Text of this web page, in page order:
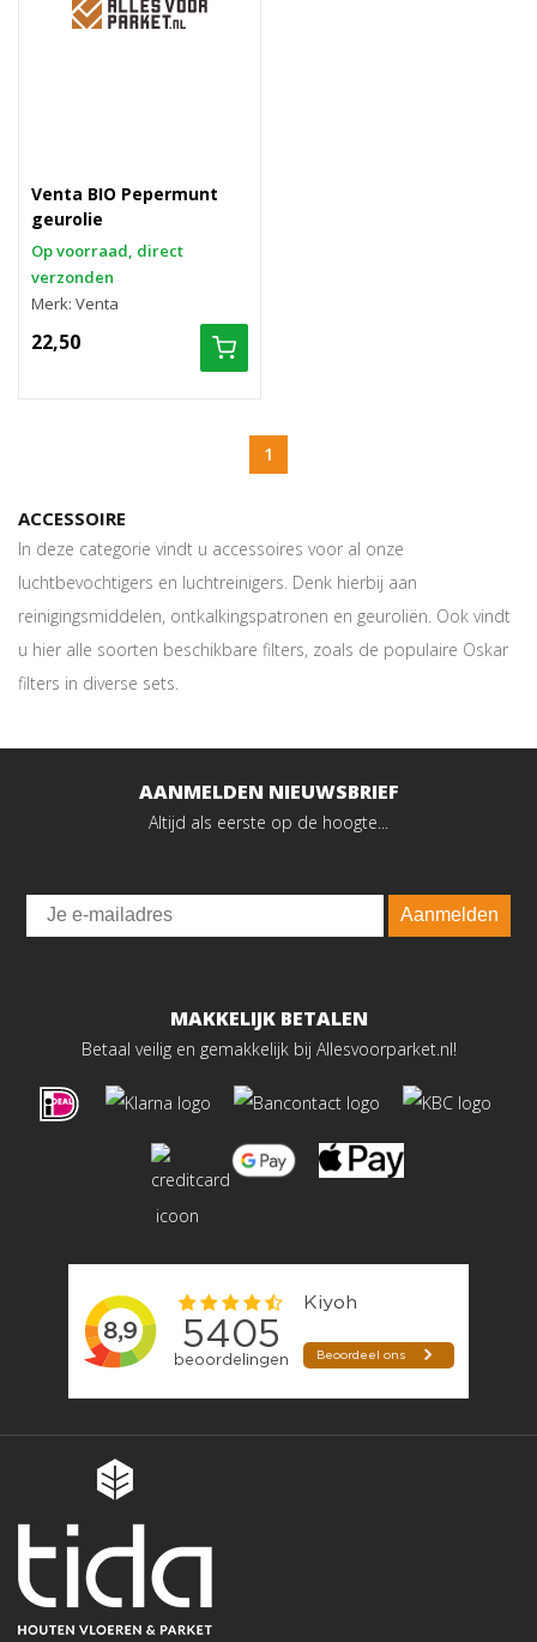
Venta BIO Pepermunt
geurolie
Op voorraad, direct
verzonden
Merk: Venta
22,50
1
ACCESSOIRE
In deze categorie vindt u accessoires voor al onze
luchtbevochtigers en luchtreinigers. Denk hierbij aan
reinigingsmiddelen, ontkalkingspatronen en geuroliën. Ook vindt
u hier alle soorten beschikbare filters, zoals de populaire Oskar
filters in diverse sets.
AANMELDEN NIEUWSBRIEF
Altijd als eerste op de hoogte...
Email
Aanmelden
MAKKELIJK BETALEN
Betaal veilig en gemakkelijk bij Allesvoorparket.nl!